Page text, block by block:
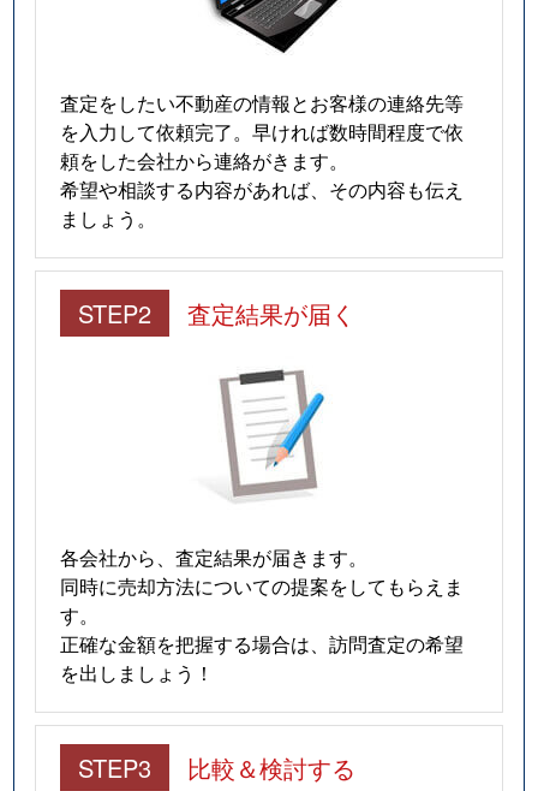
査定をしたい不動産の情報とお客様の連絡先等
を入力して依頼完了。早ければ数時間程度で依
頼をした会社から連絡がきます。
希望や相談する内容があれば、その内容も伝え
ましょう。
STEP2 査定結果が届く
各会社から、査定結果が届きます。
同時に売却方法についての提案をしてもらえま
す。
正確な金額を把握する場合は、訪問査定の希望
を出しましょう！
STEP3 比較＆検討する